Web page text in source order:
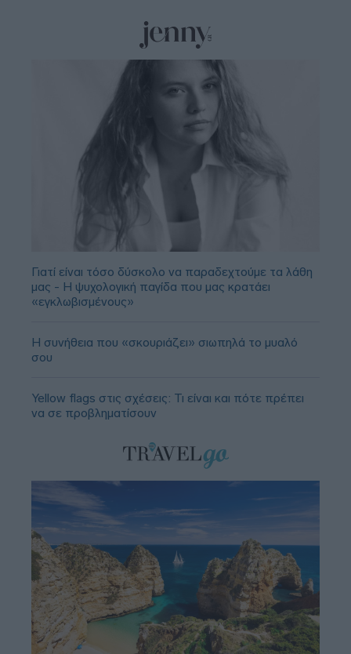
Γιατί είναι τόσο δύσκολο να παραδεχτούμε τα λάθη
μας - Η ψυχολογική παγίδα που μας κρατάει
«εγκλωβισμένους»
Η συνήθεια που «σκουριάζει» σιωπηλά το μυαλό
σου
Yellow flags στις σχέσεις: Τι είναι και πότε πρέπει
να σε προβληματίσουν